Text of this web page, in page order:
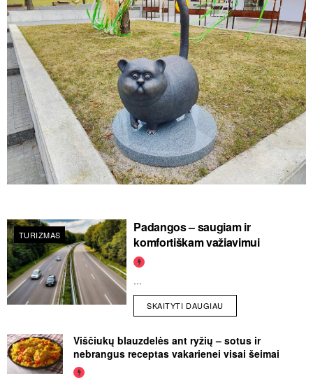
TURIZMAS
Padangos – saugiam ir
komfortiškam važiavimui
...
SKAITYTI DAUGIAU
Viščiukų blauzdelės ant ryžių – sotus ir
nebrangus receptas vakarienei visai šeimai